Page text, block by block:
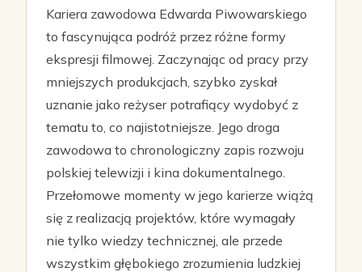
Kariera zawodowa Edwarda Piwowarskiego
to fascynująca podróż przez różne formy
ekspresji filmowej. Zaczynając od pracy przy
mniejszych produkcjach, szybko zyskał
uznanie jako reżyser potrafiący wydobyć z
tematu to, co najistotniejsze. Jego droga
zawodowa to chronologiczny zapis rozwoju
polskiej telewizji i kina dokumentalnego.
Przełomowe momenty w jego karierze wiążą
się z realizacją projektów, które wymagały
nie tylko wiedzy technicznej, ale przede
wszystkim głębokiego zrozumienia ludzkiej